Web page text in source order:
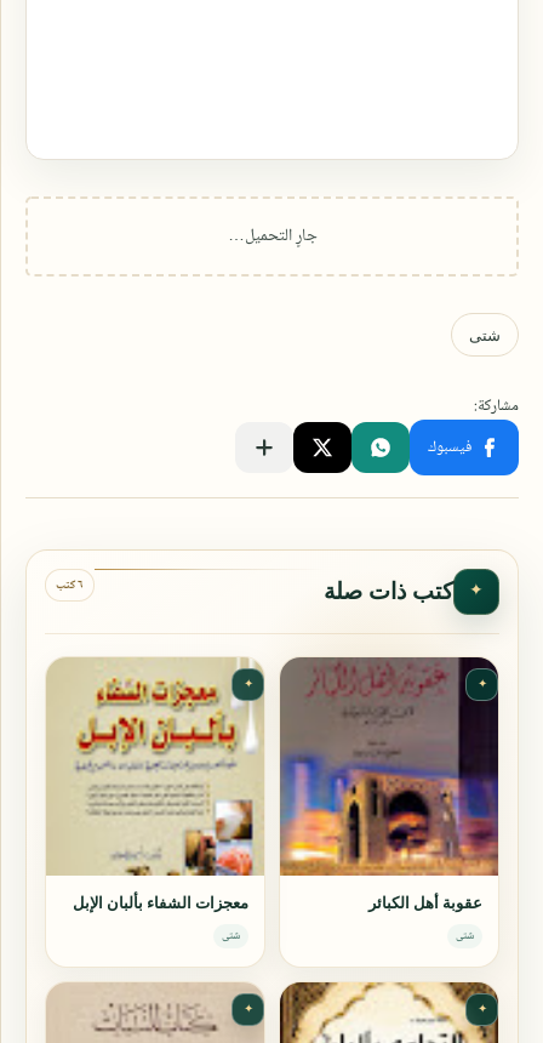
✦ كتب ذات صلة ٦ كتب
✦
عقوبة أهل الكبائر
شتى
✦
معجزات الشفاء بألبان الإبل
شتى
✦
✦